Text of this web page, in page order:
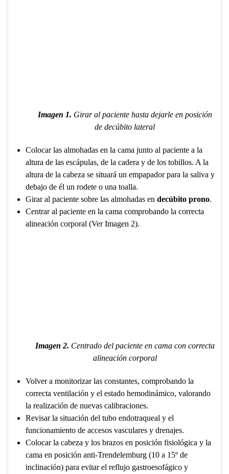
Imagen 1. Girar al paciente hasta dejarle en posición
de decúbito lateral
Colocar las almohadas en la cama junto al paciente a la
altura de las escápulas, de la cadera y de los tobillos. A la
altura de la cabeza se situará un empapador para la saliva y
debajo de él un rodete o una toalla.
Girar al paciente sobre las almohadas en decúbito prono.
Centrar al paciente en la cama comprobando la correcta
alineación corporal (Ver Imagen 2).
Imagen 2. Centrado del paciente en cama con correcta
alineación corporal
Volver a monitorizar las constantes, comprobando la
correcta ventilación y el estado hemodinámico, valorando
la realización de nuevas calibraciones.
Revisar la situación del tubo endotraqueal y el
funcionamiento de accesos vasculares y drenajes.
Colocar la cabeza y los brazos en posición fisiológica y la
cama en posición anti-Trendelemburg (10 a 15º de
inclinación) para evitar el reflujo gastroesofágico y